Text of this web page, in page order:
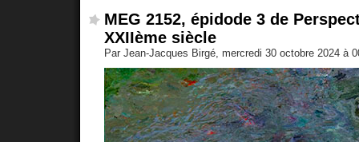
MEG 2152, épidode 3 de
XXIIème siècle
Par Jean-Jacques Birgé, mercredi 30 octobre 2024 à